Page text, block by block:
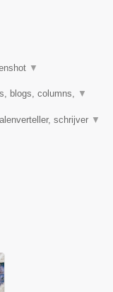
▼
blogs, columns, ▼
schrijver ▼